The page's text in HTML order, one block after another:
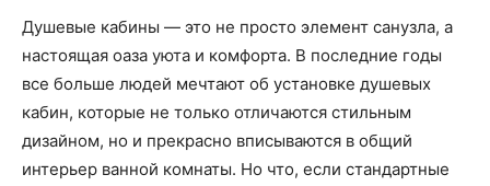
Душевые кабины — это не просто элемент санузла, а
настоящая оаза уюта и комфорта. В последние годы
все больше людей мечтают об установке душевых
кабин, которые не только отличаются стильным
дизайном, но и прекрасно вписываются в общий
интерьер ванной комнаты. Но что, если стандартные